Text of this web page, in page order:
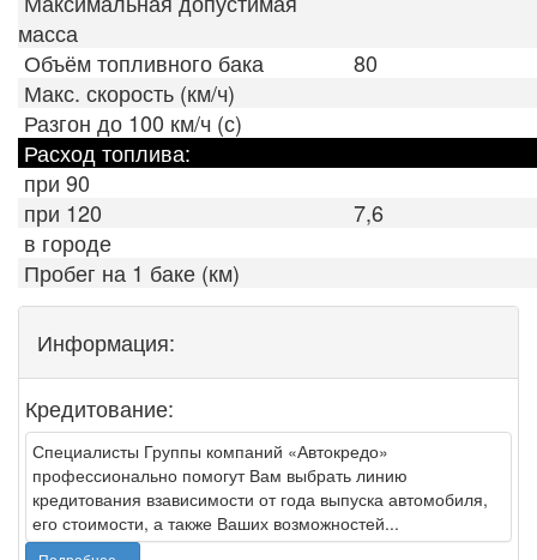
масса
Объём топливного бака
80
Макс. скорость (км/ч)
Разгон до 100 км/ч (с)
Расход топлива:
при 90
при 120
7,6
в городе
Пробег на 1 баке (км)
Информация:
Кредитование:
Специалисты Группы компаний «Автокредо»
профессионально помогут Вам выбрать линию
кредитования взависимости от года выпуска автомобиля,
его стоимости, а также Ваших возможностей...